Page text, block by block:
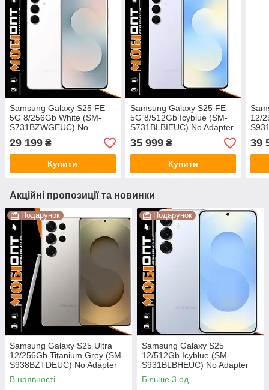
Samsung Galaxy S25 FE
5G 8/256Gb White (SM-
S731BZWGEUC) No
Adapter UA UCRF
29 199 ₴
Купити
Samsung Galaxy S25 FE
5G 8/512Gb Icyblue (SM-
S731BLBIEUC) No Adapter
UA UCRF
35 999₴
Купити
12/
39
Акційні пропозиції та новинки
Подарунок
Samsung Galaxy S25 Ultra
12/256Gb Titanium Grey (SM-
S938BZTDEUC) No Adapter
UA UCRF
В наявності
Подарунок
Samsung Galaxy S25
12/512Gb Icyblue (SM-
S931BLBHEUC) No Adapter
UA UCRF
Більше 3 од.